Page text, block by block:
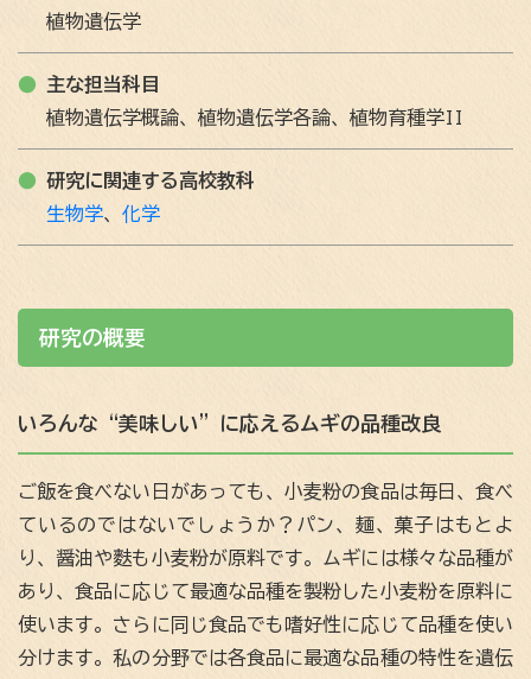
植物遺伝学
主な担当科目
植物遺伝学概論、植物遺伝学各論、植物育種学II
研究に関連する高校教科
生物学
化学
研究の概要
いろんな“美味しい”に応えるムギの品種改良
ご飯を食べない日があっても、小麦粉の食品は毎日、食べ
ているのではないでしょうか？パン、麺、菓子はもとよ
り、醤油や麩も小麦粉が原料です。ムギには様々な品種が
あり、食品に応じて最適な品種を製粉した小麦粉を原料に
使います。さらに同じ食品でも嗜好性に応じて品種を使い
分けます。私の分野では各食品に最適な品種の特性を遺伝